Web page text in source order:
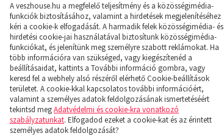
ÚJ MENÜ
A veszhouse.hu a megfelelő teljesítmény és a közösségimédia-
funkciók biztosításához, valamint a hirdetések megjelenítéséhez
kéri a cookie-k elfogadását. A harmadik felek közösségimédia- és
hirdetési cookie-jai használatával biztosítunk közösségimédia-
funkciókat, és jelenítünk meg személyre szabott reklámokat. Ha
több információra van szükséged, vagy kiegészítenéd a
beállításaidat, kattints a További információ gombra, vagy
keresd fel a webhely alsó részéről elérhető Cookie-beállítások
területet. A cookie-kkal kapcsolatos további információért,
valamint a személyes adatok feldolgozásának ismertetéséért
tekintsd megAdatvédelmi és cookie-kra vonatkozó
szabályzatunkat. Elfogadod ezeket a cookie-kat és az érintett
személyes adatok feldolgozását?